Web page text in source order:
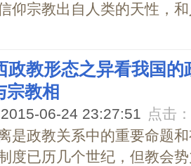
仰宗教出自人类的天性，
政教形态之异看我国
宗教相
2015-06-24 23:27:51 点击：
是政教关系中的重要命题
度已历几个世纪，但教会